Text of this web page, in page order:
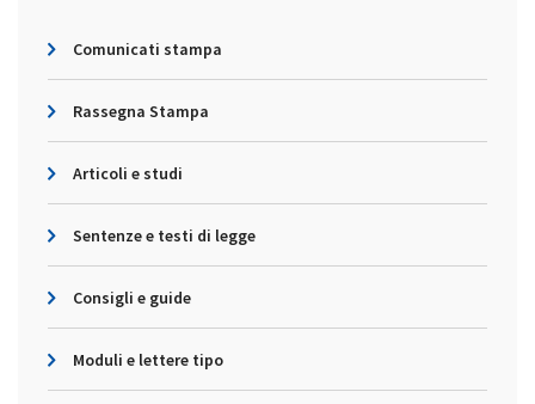
Comunicati stampa
Rassegna Stampa
Articoli e studi
Sentenze e testi di legge
Consigli e guide
Moduli e lettere tipo